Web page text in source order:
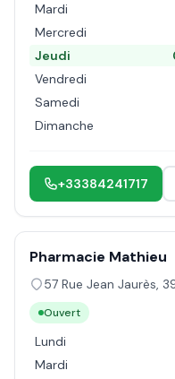
Mardi
Mercredi
Jeudi
Vendredi
Samedi
Dimanche
+33384241717
Pharmacie Mathieu
57 Rue Jean Jaurès,
Ouvert
Lundi
Mardi